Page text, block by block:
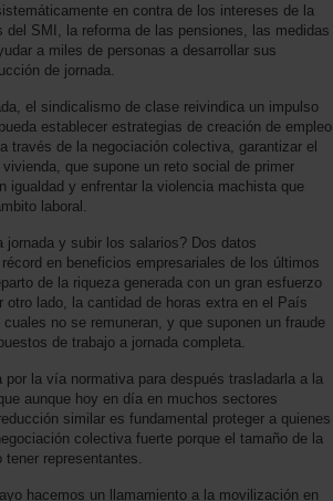
en contra de los intereses de la
SMI, la reforma de las pensiones, las medidas
a miles de personas a desarrollar sus
de jornada.
el sindicalismo de clase reivindica un impulso
establecer estrategias de creación de empleo
través de la negociación colectiva, garantizar el
que supone un reto social de primer
igualdad y enfrentar la violencia machista que
laboral.
jornada y subir los salarios? Dos datos
en beneficios empresariales de los últimos
de la riqueza generada con un gran esfuerzo
otro lado, la cantidad de horas extra en el País
no se remuneran, y que suponen un fraude
de trabajo a jornada completa.
por la vía normativa para después trasladarla a la
aunque hoy en día en muchos sectores
similar es fundamental proteger a quienes
colectiva fuerte porque el tamaño de la
representantes.
hacemos un llamamiento a la movilización en